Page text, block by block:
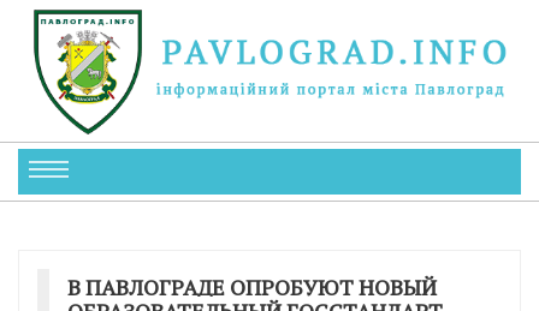
В ПАВЛОГРАДЕ ОПРОБУЮТ НОВЫЙ